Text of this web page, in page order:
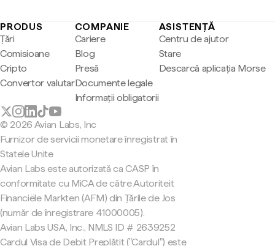
PRODUS
Țări
Comisioane
Cripto
Convertor valutar
COMPANIE
Cariere
Blog
Presă
Documente legale
Informații obligatorii
ASISTENȚĂ
Centru de ajutor
Stare
Descarcă aplicația Morse
© 2026 Avian Labs, Inc
Furnizor de servicii monetare înregistrat în
Statele Unite
Avian Labs este autorizată ca CASP în
conformitate cu MiCA de către Autoriteit
Financiële Markten (AFM) din Țările de Jos
(număr de înregistrare 41000005).
Avian Labs USA, Inc., NMLS ID # 2639252
Cardul Visa de Debit Preplătit ("Cardul") este